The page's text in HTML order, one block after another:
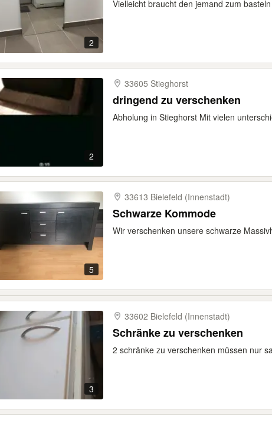
2
Vielleicht braucht den jemand zum
2
33605 Stieghorst
dringend zu verschenken
Abholung in Stieghorst Mit vielen
5
33613 Bielefeld (Innenstadt)
Schwarze Kommode
Wir verschenken unsere schwarze
3
33602 Bielefeld (Innenstadt)
Schränke zu verschenken
2 schränke zu verschenken müssen nur